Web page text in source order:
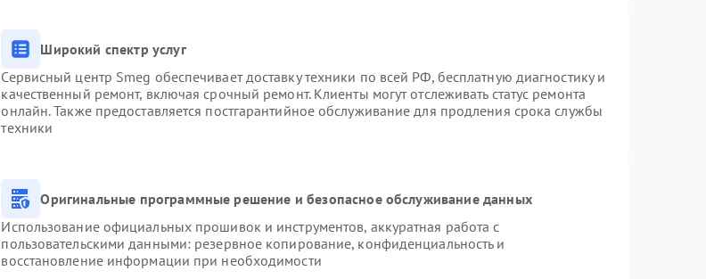
Широкий спектр услуг
Сервисный центр Smeg обеспечивает доставку техники по всей РФ, бесплатную диагностику и
качественный ремонт, включая срочный ремонт. Клиенты могут отслеживать статус ремонта
онлайн. Также предоставляется постгарантийное обслуживание для продления срока службы
техники
Оригинальные программные решение и безопасное обслуживание данных
Использование официальных прошивок и инструментов, аккуратная работа с
пользовательскими данными: резервное копирование, конфиденциальность и
восстановление информации при необходимости